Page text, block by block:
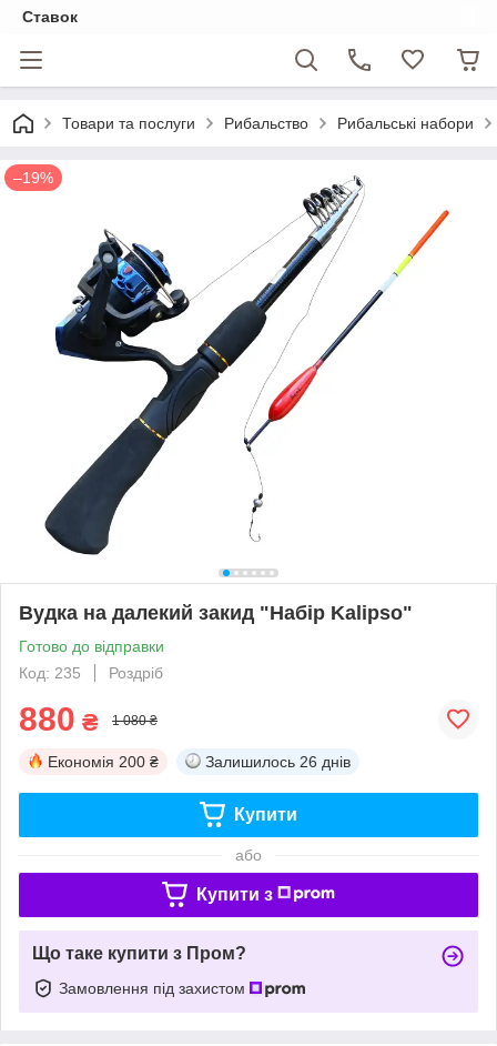
Ставок
Товари та послуги Рибальство Рибальські набори
–19%
Вудка на далекий закид "Набір Kalipso"
Готово до відправки
Код: 235
Роздріб
880 ₴ 1 080 ₴
Економія 200 ₴ Залишилось 26 днів
Купити
або
Купити з
Що таке купити з Пром?
Замовлення під захистом